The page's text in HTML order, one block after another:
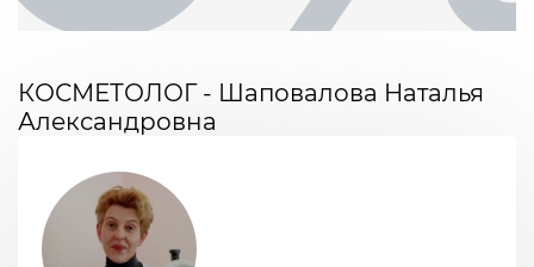
КОСМЕТОЛОГ - Шаповалова Наталья
Александровна